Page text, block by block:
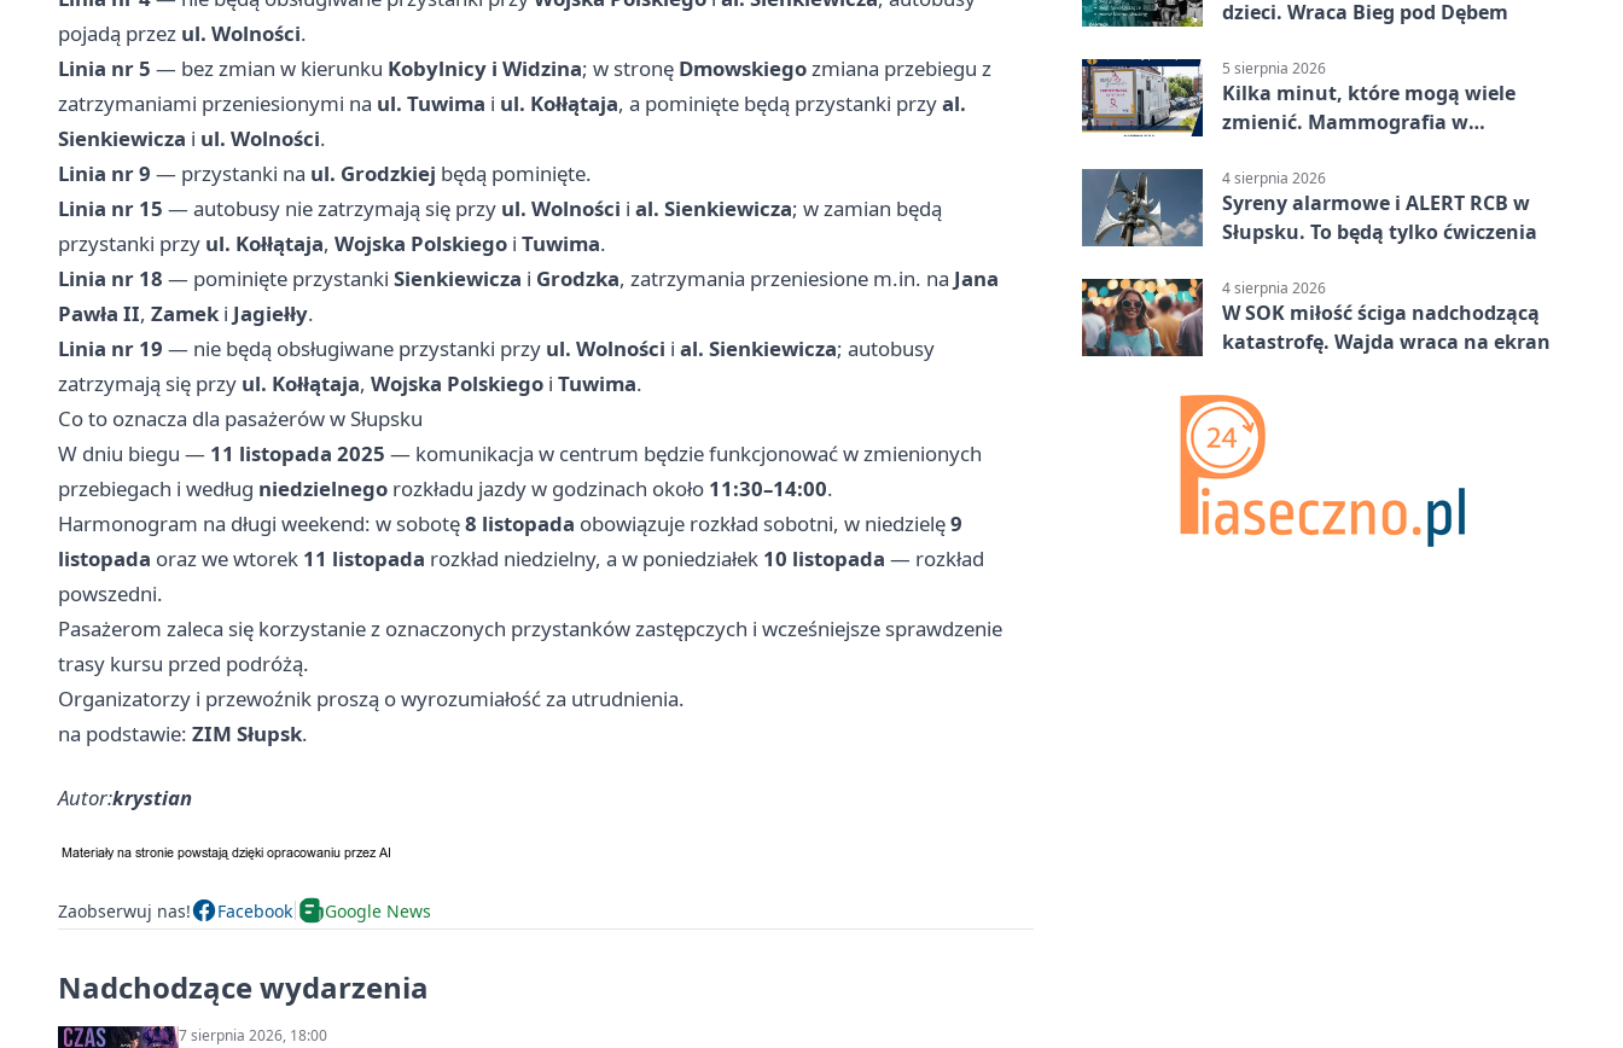
pojadą przez ul. Wolności.
Linia nr 5 — bez zmian w kierunku Kobylnicy i Widzina; w stronę Dmowskiegozmiana przebiegu z
zatrzymaniami przeniesionymi na ul. Tuwima i ul. Kołłątaja, a pominięte będą przystanki przyal.
Sienkiewicza i ul. Wolności.
Linia nr 9 — przystanki na ul. Grodzkiej będą pominięte.
Linia nr 15 — autobusy nie zatrzymają się przy ul. Wolności i al. Sienkiewicza; w zamian będą
przystanki przy ul. Kołłątaja, Wojska Polskiego i Tuwima.
Linia nr 18 — pominięte przystanki Sienkiewicza i Grodzka, zatrzymania przeniesione m.in. na Jana
Pawła II, Zamek i Jagiełły.
Linia nr 19 — nie będą obsługiwane przystanki przy ul. Wolności i al. Sienkiewicza; autobusy
zatrzymają się przy ul. Kołłątaja, Wojska Polskiego i Tuwima.
Co to oznacza dla pasażerów w Słupsku
W dniu biegu — 11 listopada 2025 — komunikacja w centrum będzie funkcjonować w zmienionych
przebiegach i według niedzielnego rozkładu jazdy w godzinach około 11:30–14:00.
Harmonogram na długi weekend: w sobotę8 listopada obowiązuje rozkład sobotni, w niedzielę9
listopada oraz we wtorek 11 listopada rozkład niedzielny, a w poniedziałek 10 listopada — rozkład
powszedni.
Pasażerom zaleca się korzystanie z oznaczonych przystanków zastępczych i wcześniejsze sprawdzenie
trasy kursu przed podróżą.
Organizatorzy i przewoźnik proszą o wyrozumiałość za utrudnienia.
na podstawie: ZIM Słupsk.
Autor:krystian
Zaobserwuj nas! Facebook Google News
Nadchodzące wydarzenia
7 sierpnia 2026, 18:00
dzieci. Wraca Bieg pod Dębem
5 sierpnia 2026
Kilka minut, które mogą wiele
zmienić. Mammografia w
4 sierpnia 2026
Syreny alarmowe i ALERT RCB w
Słupsku. To będą tylko ćwiczenia
4 sierpnia 2026
W SOK miłość ściga nadchodzącą
katastrofę. Wajda wraca na ekran